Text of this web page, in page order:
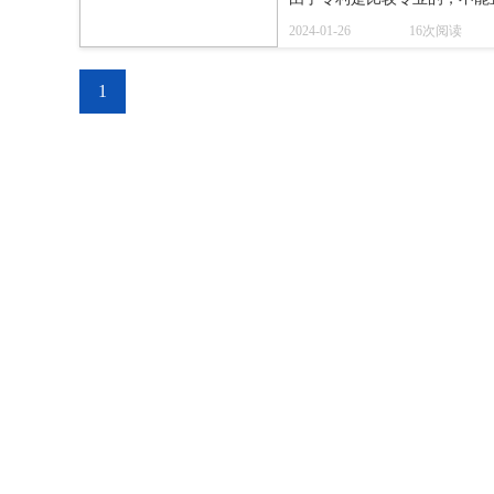
请人可以请求复审。在复审
2024-01-26 16次阅读
1